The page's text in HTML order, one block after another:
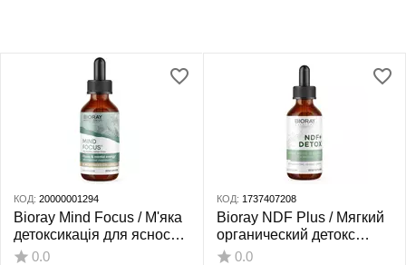
КОД: 20000001294
Bioray Mind Focus / М'яка
детоксикація для ясності
розуму 59 мл
0.0
КОД: 1737407208
Bioray NDF Plus / Мягкий
органический детокс
тяжелых металлов 30 мл
0.0